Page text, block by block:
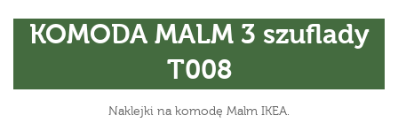
KOMODA MALM 3 szuflady
T008
Naklejki na komodę Malm IKEA.